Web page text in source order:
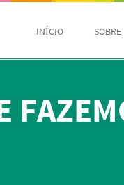
INÍCIO SOBRE